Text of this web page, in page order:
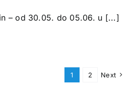
– od 30.05. do 05.06. u [...]
1 2 Next